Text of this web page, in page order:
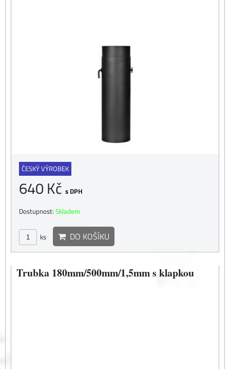
ČESKÝ VÝROBEK
640 Kč s DPH
Dostupnost: Skladem
ks DO KOŠÍKU
Trubka 180mm/500mm/1,5mm s klapkou